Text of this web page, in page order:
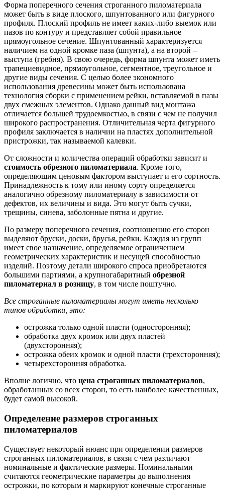
Форма поперечного сечения строганного пиломатериала
может быть в виде плоского, шпунтованного или фигурного
профиля. Плоский профиль не имеет каких-либо выемок или
пазов по контуру и представляет собой правильное
прямоугольное сечение. Шпунтованный характеризуется
наличием на одной кромке паза (шпунта), а на второй –
выступа (гребня). В свою очередь, форма шпунта может иметь
трапециевидное, прямоугольное, сегментное, треугольное и
другие виды сечения. С целью более экономного
использования древесины может быть использована
технология сборки с применением рейки, вставляемой в пазы
двух смежных элементов. Однако данный вид монтажа
отличается большей трудоемкостью, в связи с чем не получил
широкого распространения. Отличительная черта фигурного
профиля заключается в наличии на пластях дополнительной
пристрожки, так называемой калевки.
От сложности и количества операций обработки зависит и
стоимость обрезного пиломатериала. Кроме того,
определяющим ценовым фактором выступает и его сортность.
Принадлежность к тому или иному сорту определяется
аналогично обрезному пиломатериалу в зависимости от
дефектов, их величины и вида. Это могут быть сучки,
трещины, синева, заболонные пятна и другие.
По размеру поперечного сечения, соотношению его сторон
выделяют бруски, доски, брусья, рейки. Каждая из групп
имеет свое назначение, определяемое ограничением
геометрических характеристик и несущей способностью
изделий. Поэтому детали широкого спроса приобретаются
большими партиями, а крупногабаритный обрезной
пиломатериал в розницу, в том числе поштучно.
Все строганные пиломатериалы могут иметь несколько
типов обработки, это:
острожка только одной пласти (односторонняя);
обработка двух кромок или двух пластей
(двухсторонняя);
острожка обеих кромок и одной пласти (трехсторонняя);
четырехсторонняя обработка.
Вполне логично, что цена строганных пиломатериалов,
обработанных со всех сторон, то есть наиболее качественных,
будет самой высокой.
Определение размеров строганных
пиломатериалов
Существует некоторый нюанс при определении размеров
строганных пиломатериалов, в связи с чем различают
номинальные и фактические размеры. Номинальными
считаются геометрические параметры до выполнения
острожки, по которым и маркируют конечные строганные